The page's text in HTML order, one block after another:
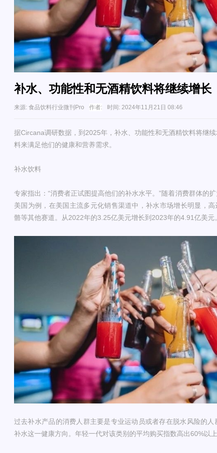
补水、功能性和无酒精饮料将继续增长
来源: 食品饮料行业微刊Pro 作者: 时间: 2024年11月21日 08:46
据Circana调研数据，到2025年，补水、功能性和无酒精饮料将继
料来满足他们的健康和营养需求。
补水饮料
专家指出：“消费者正试图提高他们的补水水平。”随着消费群体的
美国为例，在美国主流多元化销售渠道中，补水市场增长明显，
骼等其他赛道。从2022年的3.25亿美元增长到2023年的4.91亿美元
过去补水产品的消费人群主要是专业运动员或者存在脱水风险的
补水这一健康方向。年轻一代对该类别的平均购买指数高出60%以